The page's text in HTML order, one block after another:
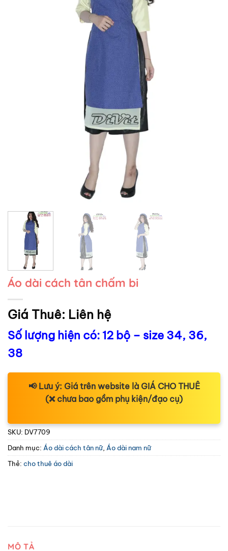
Áo dài cách tân chấm bi
Giá Thuê: Liên hệ
Số lượng hiện có: 12 bộ – size 34, 36,
38
📢 Lưu ý: Giá trên website là GIÁ CHO THUÊ
(❌ chưa bao gồm phụ kiện/đạo cụ)
SKU: DV7709
Danh mục: Áo dài cách tân nữ Áo dài nam nữ
Thẻ: cho thuê áo dài
MÔ TẢ